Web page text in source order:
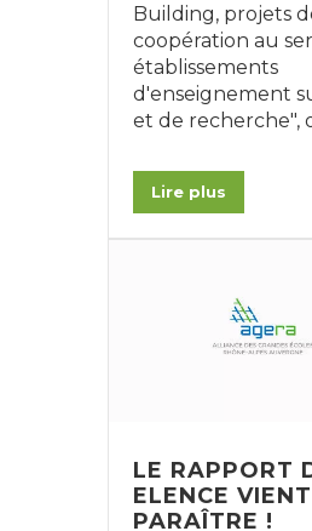
une année
de
Building, projets
coopération au
établissements
d'enseignement
et de recherche",
Lire plus
LE RAPPORT
ELENCE
PARAÎTRE !